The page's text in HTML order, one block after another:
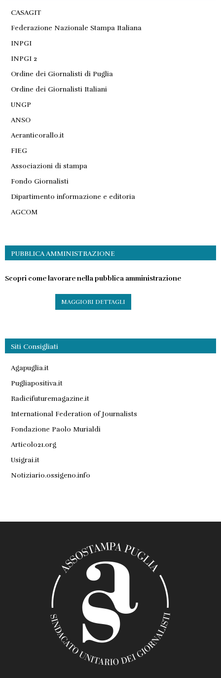
CASAGIT
Federazione Nazionale Stampa Italiana
INPGI
INPGI 2
Ordine dei Giornalisti di Puglia
Ordine dei Giornalisti Italiani
UNGP
ANSO
Aeranticorallo.it
FIEG
Associazioni di stampa
Fondo Giornalisti
Dipartimento informazione e editoria
AGCOM
PUBBLICA AMMINISTRAZIONE
Scopri come lavorare nella pubblica amministrazione
MAGGIORI DETTAGLI
Siti Consigliati
Agapuglia.it
Pugliapositiva.it
Radicifuturemagazine.it
International Federation of Journalists
Fondazione Paolo Murialdi
Articolo21.org
Usigrai.it
Notiziario.ossigeno.info